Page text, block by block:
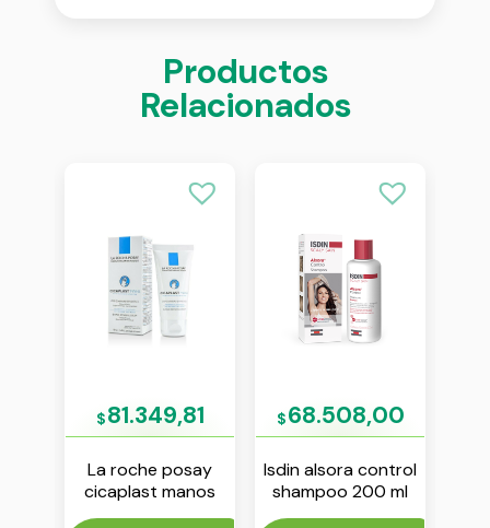
Productos
Relacionados
$81.349,81
La roche posay
cicaplast manos
50 ml
$68.508,00
Isdin alsora control
shampoo 200 ml